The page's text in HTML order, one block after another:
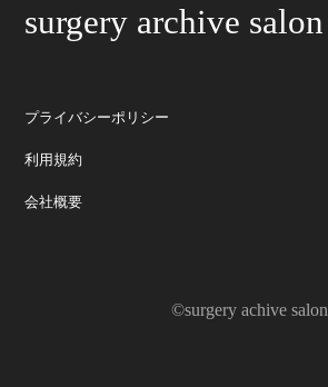
surgery archive salon
プライバシーポリシー
利用規約
会社概要
©surgery achive salon